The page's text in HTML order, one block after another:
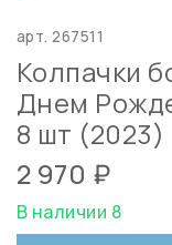
арт.267511
Колпачки
Днем
8 шт (2023)
2 970 ₽
В наличии 8